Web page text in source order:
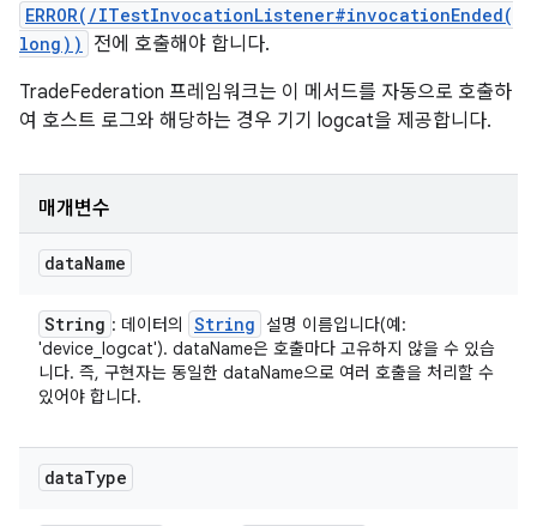
ERROR(/ITestInvocationListener#invocationEnded(
long))
전에 호출해야 합니다.
TradeFederation 프레임워크는 이 메서드를 자동으로 호출하
여 호스트 로그와 해당하는 경우 기기 logcat을 제공합니다.
매개변수
dataName
String : 데이터의 String
설명 이름입니다(예:
'device_logcat'). dataName은 호출마다 고유하지 않을 수 있습
니다. 즉, 구현자는 동일한 dataName으로 여러 호출을 처리할 수
있어야 합니다.
dataType